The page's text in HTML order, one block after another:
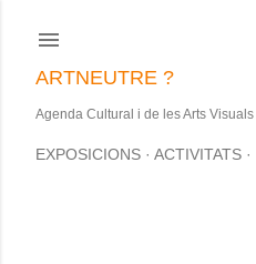
ARTNEUTRE ?
Agenda Cultural i de les Arts Visuals
EXPOSICIONS ACTIVITATS